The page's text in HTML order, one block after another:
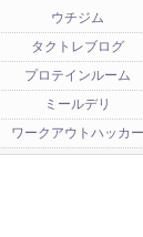
ウチジム
タクトレブログ
プロテインルーム
ミールデリ
ワークアウトハッカー